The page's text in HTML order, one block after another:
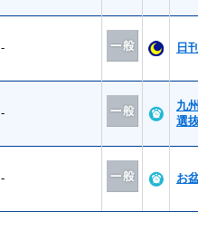
- 日
-
九
選
- お